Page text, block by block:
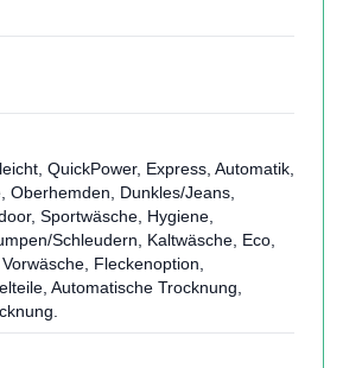
QuickPower, Express, Automatik,
Oberhemden, Dunkles/Jeans,
Sportwäsche, Hygiene,
Schleudern, Kaltwäsche, Eco,
Fleckenoption,
Automatische Trocknung,